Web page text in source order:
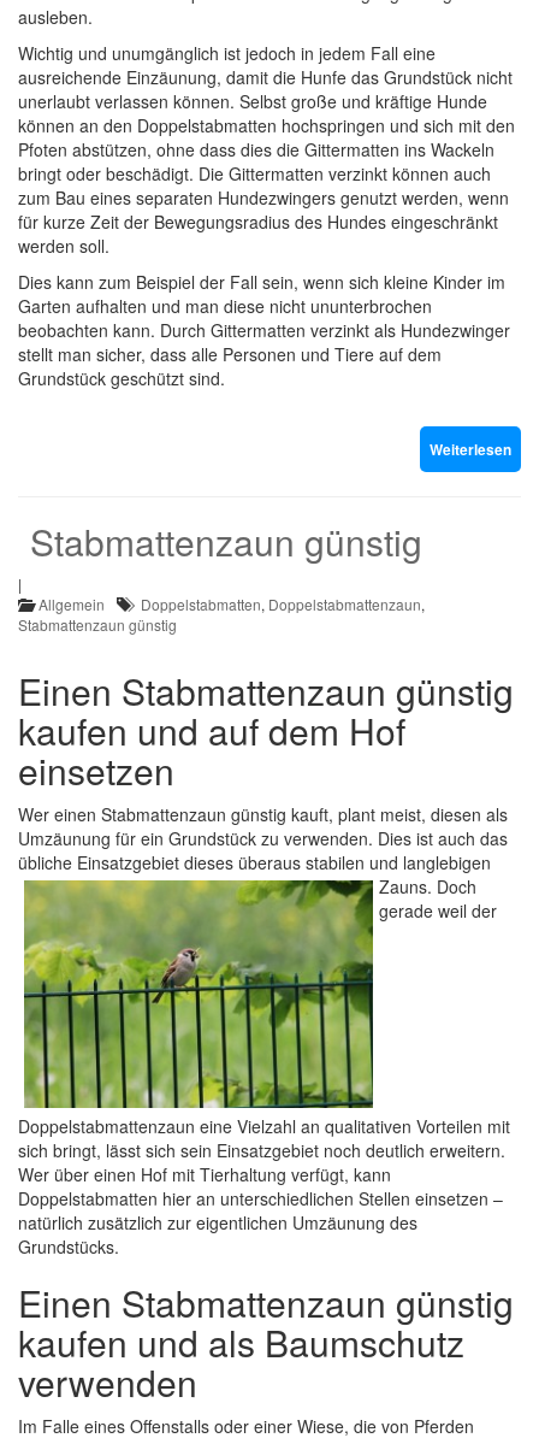
ausleben.
Wichtig und unumgänglich ist jedoch in jedem Fall eine
ausreichende Einzäunung, damit die Hunfe das Grundstück nicht
unerlaubt verlassen können. Selbst große und kräftige Hunde
können an den Doppelstabmatten hochspringen und sich mit den
Pfoten abstützen, ohne dass dies die Gittermatten ins Wackeln
bringt oder beschädigt. Die Gittermatten verzinkt können auch
zum Bau eines separaten Hundezwingers genutzt werden, wenn
für kurze Zeit der Bewegungsradius des Hundes eingeschränkt
werden soll.
Dies kann zum Beispiel der Fall sein, wenn sich kleine Kinder im
Garten aufhalten und man diese nicht ununterbrochen
beobachten kann. Durch Gittermatten verzinkt als Hundezwinger
stellt man sicher, dass alle Personen und Tiere auf dem
Grundstück geschützt sind.
Weiterlesen
Stabmattenzaun günstig
|
Allgemein
Doppelstabmatten, Doppelstabmattenzaun,
Stabmattenzaun günstig
Einen Stabmattenzaun günstig
kaufen und auf dem Hof
einsetzen
Wer einen Stabmattenzaun günstig kauft, plant meist, diesen als
Umzäunung für ein Grundstück zu verwenden. Dies ist auch das
übliche Einsatzgebiet dieses überaus stabilen und langlebigen
Zauns. Doch
gerade weil der
Doppelstabmattenzaun eine Vielzahl an qualitativen Vorteilen mit
sich bringt, lässt sich sein Einsatzgebiet noch deutlich erweitern.
Wer über einen Hof mit Tierhaltung verfügt, kann
Doppelstabmatten hier an unterschiedlichen Stellen einsetzen –
natürlich zusätzlich zur eigentlichen Umzäunung des
Grundstücks.
Einen Stabmattenzaun günstig
kaufen und als Baumschutz
verwenden
Im Falle eines Offenstalls oder einer Wiese, die von Pferden